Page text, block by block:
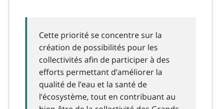
Cette priorité se concentre sur la
création de possibilités pour les
collectivités afin de participer à des
efforts permettant d’améliorer la
qualité de l’eau et la santé de
l’écosystème, tout en contribuant au